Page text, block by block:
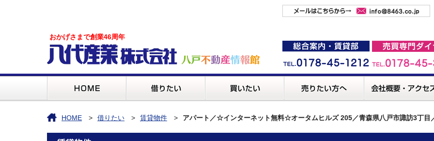
おかげさまで創業46周年
HOME 借りたい 賃貸物件 アパート／☆インターネット無料☆オータムヒルズ 205／青森県八戸市諏訪3丁